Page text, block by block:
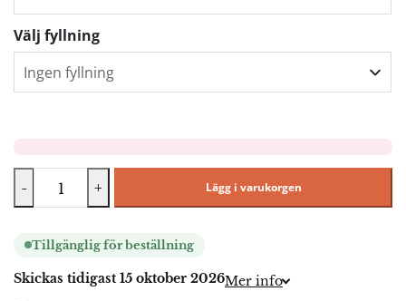
Välj fyllning
- + Lägg i varukorgen
Tillgänglig för beställning
Skickas tidigast 15 oktober 2026Mer info